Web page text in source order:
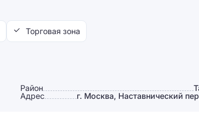
Торговая зона
Район
Адрес г. Москва, Наставнический